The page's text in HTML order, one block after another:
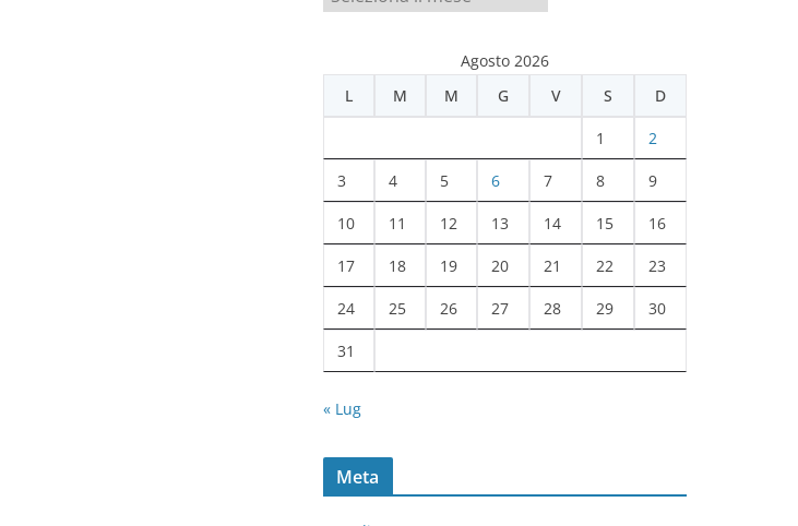
h
i
Agosto 2026
L
M M G V S D
1 2
3 4 5 6 7 8 9
10 11 12 13 14 15 16
17 18 19 20 21 22 23
24 25 26 27 28 29 30
31
« Lug
Meta